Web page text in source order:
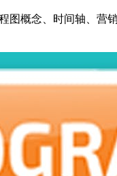
概念、时间轴、营